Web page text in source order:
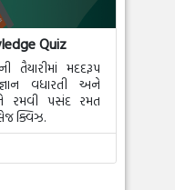
Quiz
તૈયારીમાં મદદરૂપ
વધારતી અને
રમવી પસંદ રમત
ક્વિઝ.